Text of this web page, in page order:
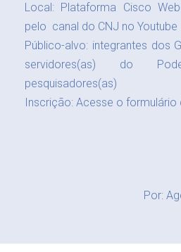
Local: Plataforma Cisco
pelo canal do CNJ no Youtube
Público-alvo: integrantes dos
servidores(as) do
pesquisadores(as)
Inscrição:Acesse o formulário
Por: